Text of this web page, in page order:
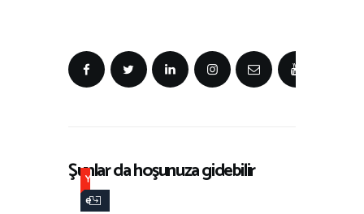
Şunlar da hoşunuza gidebilir
Y
e